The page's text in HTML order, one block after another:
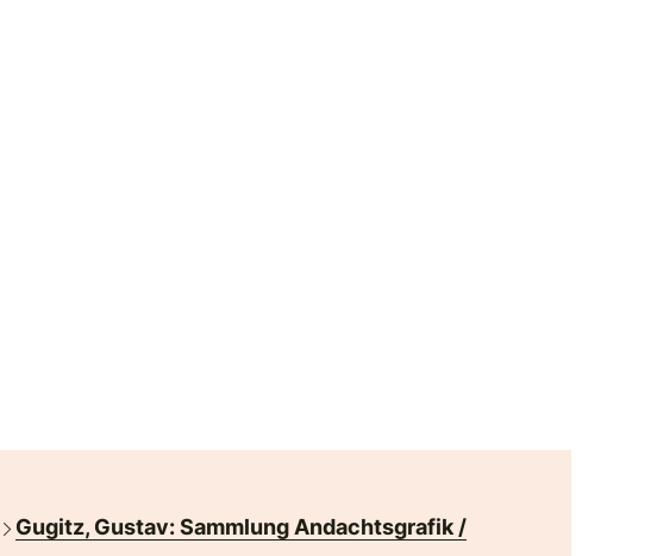
Gugitz, Gustav: Sammlung Andachtsgrafik /